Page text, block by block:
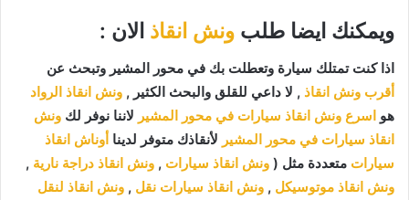
ويمكنك ايضا طلب ونش انقاذ الان :
اذا كنت تمتلك سيارة وتعطلت بك في محور المشير وتبحث عن
أقرب ونش انقاذ , لا داعي للقلق والبحث الكثير , ونش انقاذ الرواد
هو اسرع ونش انقاذ سيارات في محور المشير لاننا نوفر لك ونش
انقاذ سيارات في محور المشير لأنقاذك متوفر لدينا أوناش انقاذ
سيارات متعددة مثل ( ونش انقاذ سيارات , ونش انقاذ دراجة نارية ,
ونش انقاذ موتوسيكل , ونش انقاذ سيارات نقل , ونش انقاذ لنقل